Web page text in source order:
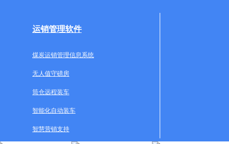
运销管理软件
煤炭运销管理信息系统
无人值守磅房
筒仓远程装车
智能化自动装车
智慧营销支持